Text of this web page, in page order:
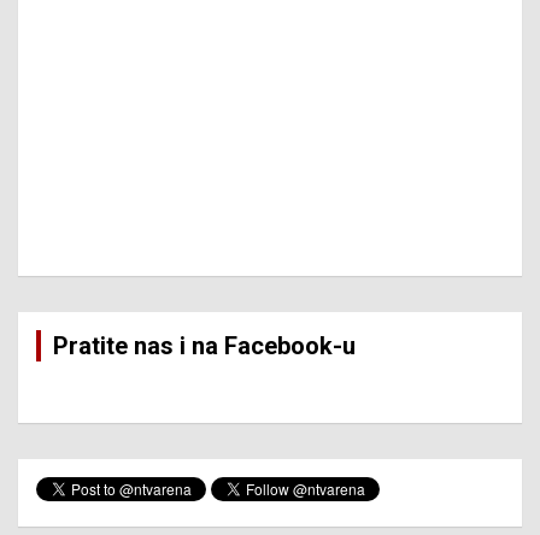
Pratite nas i na Facebook-u